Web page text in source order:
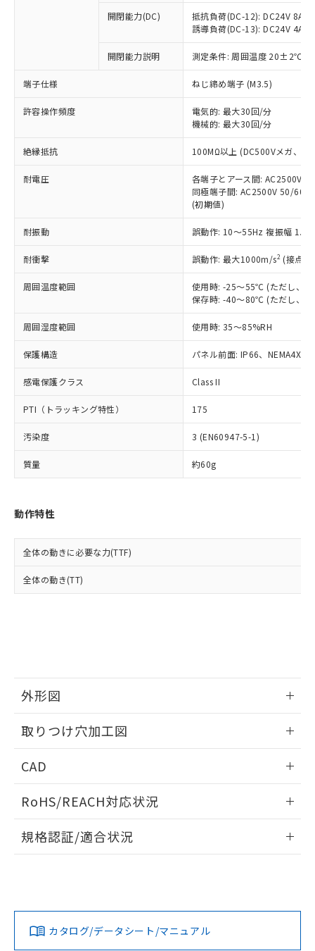
開閉能力(DC)
抵抗負荷(DC-12): DC24V 8A/
誘導負荷(DC-13): DC24V 4A/
開閉能力説明 測定条件: 周囲温度 20±2℃、
端子仕様 ねじ締め端子 (M3.5)
許容操作頻度
電気的: 最大30回/分
機械的: 最大30回/分
絶縁抵抗 100MΩ以上 (DC500Vメガ、点
耐電圧
各端子とアース間: AC2500V
同極端子間: AC2500V 50/
(初期値)
耐振動 誤動作: 10～55Hz 複振幅
耐衝撃 誤動作: 最大1000m/s2 (接点
周囲温度範囲
使用時: -25～55℃ (ただし、氷
保存時: -40～80℃ (ただし、氷
周囲湿度範囲 使用時: 35～85%RH
保護構造 パネル前面: IP66、NEMA4X,
感電保護クラス Class II
PTI（トラッキング特性） 175
汚染度 3 (EN60947-5-1)
質量 約60g
動作特性
全体の動きに必要な力(TTF)
全体の動き(TT)
外形図
取りつけ穴加工図
CAD
ドすることができます。
ログイン/会員登録
ダウンロードデータをご利用いただく前に、以下を必ずお読
みください。
ソフトウェアの使用条件
RoHS/REACH対応状況
EU RoHS 注意事項・凡例
対応済み
規格認証/適合状況
カタログ/データシート/マニュアル
商品の当社在庫状況および標準価格
(税抜)を提供させていただくもので
当社制御機器事業取扱商品の中には、
本サービスの対象外となる商品もある
ことをご了承ください。
在庫状況および標準価格照会結果は、
記載している更新日時点での社内デー
タに基づき作成されるものであり、閲
覧された時点での実際の在庫および標
準価格とは異なる場合があることをご
正式な納期状況および標準価格はお客
様のお取引先、またはお客様担当のオ
ムロン制御機器販売店・当社販売員に
オムロン制御機器販売店や当社販売拠
販売ネットワーク
」をご確認
在庫状況および標準価格結果を当社の
事前の承諾なく第三者に漏洩または開
示しないようお願いします。
マイパーツ機能（部品リスト作成サー
ビス）をご利用いただくには、I-Web
メンバーズにご登録されている必要が
あります。
お客様が当ウェブサイト上で当社にご
登録された部品リストについて、当社
および当社の共同利用者が、当社の製
品・サービスに関するお客様との取
引・商談に必要な範囲で利用すること
非含有の対応状況を調査中または確認中の
非該当品：ライセンス料など無形物で、有
害物質有無と関係のない商品です。
いたものが、含有品と判明した場合などや
むを得ず変更することがあります。
鉛(Pb) 1000ppm以下、 水銀(Hg) 1000ppm以下、 カド
六価クロム(Cr(Ⅵ)) 1000ppm以下、ポリ臭化ビフェニル
類(PBB) 1000ppm以下、ポリ臭化ジフェニルエーテル類
(PBDE) 1000ppm以下、フタル酸ビス(2-エチルヘキシ
ル) (DEHP)(別名：DOP) 1000ppm以下、フタル酸ブチ
ルベンジル（BBP） 1000ppm以下、フタル酸ジブチル
（DBP） 1000ppm以下、フタル酸ジイソブチル
但し、RoHS指令で産業用監視および制御機器に対する
図的な使用がないことを確認しています。
部品在庫の切り替え状況などにより、予定
月が前後することがあります。
※3 非含有証明書ダウンロード
下記の非含有証明書をダウンロードするこ
EU RoHS指令（10物質）の非含有証明書
ものではありません。
また、RoHS指令のフタル酸エステル類４
荷製品に未対応品が混在することから備考
「○」：最大均質材料含有率が中国RoHSの
基準値以下であることを示します。
「×」：最大均質材料含有率が中国RoHSの
基準値を超えていることを示します。
「－」：未確認です。当社販売部門へお問
い合わせください。
*中国RoHS10物質の基準値 (GB/T26572)：
Pb(鉛) :1000ppm、 Hg(水銀) : 1000ppm、 Cd(カドミウ
ム) : 100ppm、
Cr(Ⅵ)(六価クロム) : 1000ppm、 PBBs(ポリ臭化ビフェ
ニル類) : 1000ppm、 PBDEs(ポリ臭化ジフェニルエーテ
DBP(フタル酸ジブチル) : 1000ppm、 DIBP(フタル酸ジ
イソブチル) : 1000ppm、 BBP(フタル酸ブチルベンジ
DEHP(フタル酸ビス(2-エチルヘキシル)) : 1000ppm
「ｅ」：有害物質（10物質）のすべてが基
準値以下であることを示します。
「10」：通常の使用状況下において有害物
質が外部に漏えいし、環境に深刻な影響を
及ぼさない年数を意味します。
「－」：未確認です。当社販売部門へお問
当社は、これら貴社製品のうち、外国
為替および外国貿易法に定める商品
（以下｢規制貨物等」という）を輸出
または国外への提供する場合は、日本
国政府の輸出許可(または役務取引許
可)を取得するなどの必要な手続きを
当社は規制貨物を破棄する場合は、完
全に破砕するなど、違法に輸出されな
いよう必要な手段を講じます。
当社は貴社製品を、核兵器、ミサイ
ル、化学兵器、生物兵器またはその他
武器並びにこれらの製造装置等に一切
当社は、貴社製品を第三者に販売する
場合は、上記1、2および3の内容を当
該第三者に通知します。また当社は、
販売先および販売に係わる関係者が違
法に輸出するおそれがある場合は、取
り引きをいたしません。
キャンセル
一定数以上の在庫あり
一定数には満たないが在庫あり
在庫なし(最新の在庫状況につ
いては、お客様のお取引先、ま
たはお客様担当のオムロン制御
機器販売店・当社販売員にご確
受注生産機種、また在庫状況の
情報を公開していない機種